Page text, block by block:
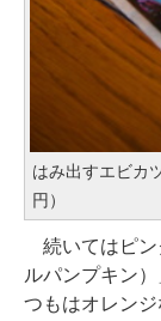
はみ出すエビカ
円）
続いてはピン
ルパンプキン
つもはオレンジ